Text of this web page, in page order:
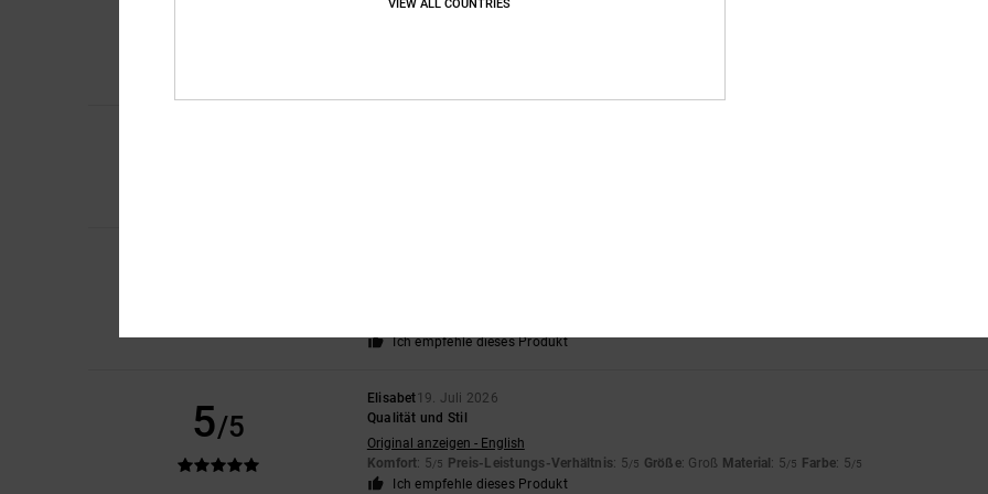
Qualität!
Ich empfehle dieses Produkt
5/5
Elisabet19. Juli 2026
Qualität und Stil
Original anzeigen - English
Komfort: 5/5 Preis-Leistungs-Verhältnis: 5/5 Größe: Groß Material : 5/5 Farbe: 5/5
Ich empfehle dieses Produkt
VIEW ALL COUNTRIES